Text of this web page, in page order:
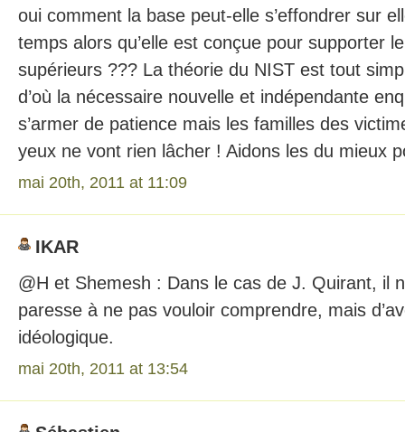
oui comment la base peut-elle s’effondrer sur
temps alors qu’elle est conçue pour supporter
supérieurs ??? La théorie du NIST est tout
d’où la nécessaire nouvelle et indépendante
s’armer de patience mais les familles des
yeux ne vont rien lâcher ! Aidons les du mieux
mai 20th, 2011 at 11:09
IKAR
@H et Shemesh : Dans le cas de J. Quirant, il
paresse à ne pas vouloir comprendre, mais
idéologique.
mai 20th, 2011 at 13:54